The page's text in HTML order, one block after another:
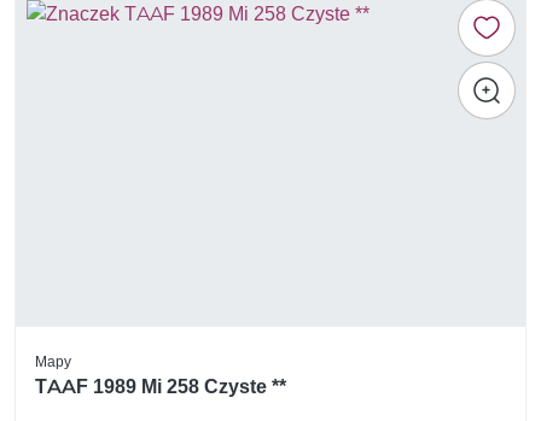
Mapy
TAAF 1989 Mi 258 Czyste **